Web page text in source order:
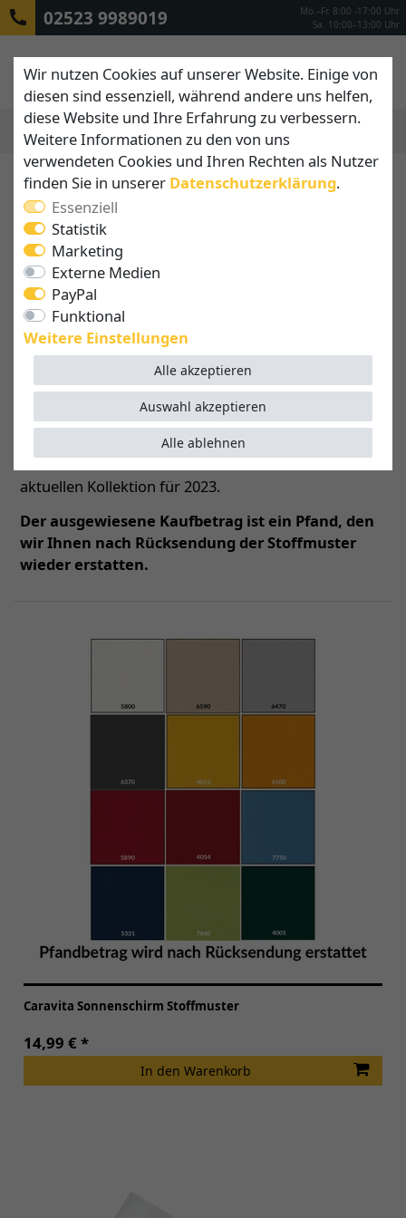
02523 9989019
Mo.–Fr. 8:00 -17:00 Uhr
Sa. 10:00–13:00 Uhr
Stoffmuster für Markisen,
Sonnenschirme und
Sonnensegel bestellen
Wussten Sie eigentlich, dass
ganz anders wirken
die Einstellung von Bildschirmen nicht einheitlich ist?
Daher empfehlen wir Ihnen unsere Stoffmuster
vorab zu bestellen, so können Sie den Stoff und Ihre
Wunschfarbe bequem und ausgiebig vor Ort
überprüfen und in Ruhe zu Hause auswählen.
Unsere Stoffmuster-Sets enthalten alle Farben der
aktuellen Kollektion für 2023.
Der ausgewiesene Kaufbetrag ist ein Pfand, den
wir Ihnen nach Rücksendung der Stoffmuster
wieder erstatten.
Caravita Sonnenschirm Stoffmuster
14,99 € *
In den Warenkorb
Wir nutzen Cookies auf unserer Website. Einige von
diesen sind essenziell, während andere uns helfen,
diese Website und Ihre Erfahrung zu verbessern.
Weitere Informationen zu den von uns
verwendeten Cookies und Ihren Rechten als Nutzer
finden Sie in unserer Daten­schutz­erklärung.
Essenziell
Statistik
Marketing
Externe Medien
PayPal
Funktional
Weitere Einstellungen
Alle akzeptieren
Alle ablehnen
Auswahl akzeptieren